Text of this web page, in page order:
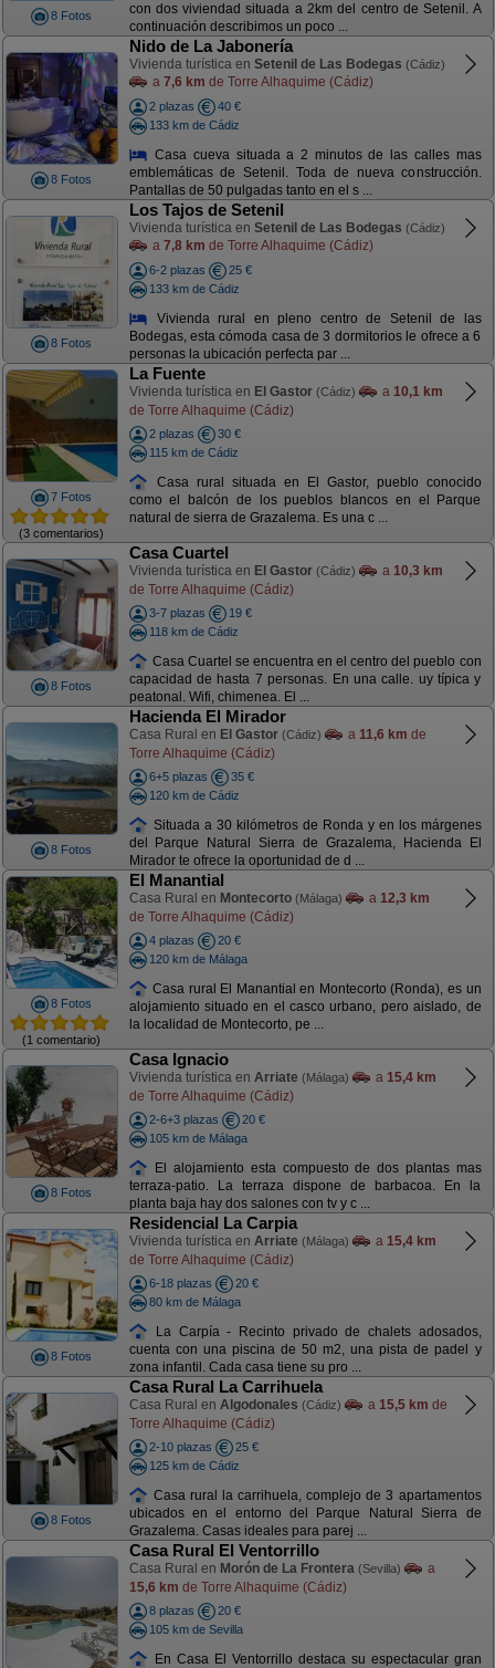
8 Fotos
con dos viviendad situada a 2km del centro de Setenil. A
continuación describimos un poco ...
8 Fotos
Nido de La Jabonería
Vivienda turística en Setenil de Las Bodegas (Cádiz)
a 7,6 km de Torre Alhaquime (Cádiz)
2 plazas
40 €
133 km de Cádiz
Casa cueva situada a 2 minutos de las calles mas
emblemáticas de Setenil. Toda de nueva construcción.
Pantallas de 50 pulgadas tanto en el s ...
8 Fotos
Los Tajos de Setenil
Vivienda turística en Setenil de Las Bodegas (Cádiz)
a 7,8 km de Torre Alhaquime (Cádiz)
6-2 plazas
25 €
133 km de Cádiz
Vivienda rural en pleno centro de Setenil de las
Bodegas, esta cómoda casa de 3 dormitorios le ofrece a 6
personas la ubicación perfecta par ...
7 Fotos
(3 comentarios)
La Fuente
Vivienda turística en El Gastor (Cádiz) a 10,1 km
de Torre Alhaquime (Cádiz)
2 plazas
30 €
115 km de Cádiz
Casa rural situada en El Gastor, pueblo conocido
como el balcón de los pueblos blancos en el Parque
natural de sierra de Grazalema. Es una c ...
8 Fotos
Casa Cuartel
Vivienda turística en El Gastor (Cádiz) a 10,3 km
de Torre Alhaquime (Cádiz)
3-7 plazas
19 €
118 km de Cádiz
Casa Cuartel se encuentra en el centro del pueblo con
capacidad de hasta 7 personas. En una calle. uy típica y
peatonal. Wifi, chimenea. El ...
8 Fotos
Hacienda El Mirador
Casa Rural en El Gastor (Cádiz) a 11,6 km de
Torre Alhaquime (Cádiz)
6+5 plazas
35 €
120 km de Cádiz
Situada a 30 kilómetros de Ronda y en los márgenes
del Parque Natural Sierra de Grazalema, Hacienda El
Mirador te ofrece la oportunidad de d ...
8 Fotos
(1 comentario)
El Manantial
Casa Rural en Montecorto (Málaga) a 12,3 km
de Torre Alhaquime (Cádiz)
4 plazas
20 €
120 km de Málaga
Casa rural El Manantial en Montecorto (Ronda), es un
alojamiento situado en el casco urbano, pero aislado, de
la localidad de Montecorto, pe ...
8 Fotos
Casa Ignacio
Vivienda turística en Arriate (Málaga) a 15,4 km
de Torre Alhaquime (Cádiz)
2-6+3 plazas
20 €
105 km de Málaga
El alojamiento esta compuesto de dos plantas mas
terraza-patio. La terraza dispone de barbacoa. En la
planta baja hay dos salones con tv y c ...
8 Fotos
Residencial La Carpia
Vivienda turística en Arriate (Málaga) a 15,4 km
de Torre Alhaquime (Cádiz)
6-18 plazas
20 €
80 km de Málaga
La Carpía - Recinto privado de chalets adosados,
cuenta con una piscina de 50 m2, una pista de padel y
zona infantil. Cada casa tiene su pro ...
8 Fotos
Casa Rural La Carrihuela
Casa Rural en Algodonales (Cádiz) a 15,5 km de
Torre Alhaquime (Cádiz)
2-10 plazas
25 €
125 km de Cádiz
Casa rural la carrihuela, complejo de 3 apartamentos
ubicados en el entorno del Parque Natural Sierra de
Grazalema. Casas ideales para parej ...
Casa Rural El Ventorrillo
Casa Rural en Morón de La Frontera (Sevilla)
a
15,6 km de Torre Alhaquime (Cádiz)
8 plazas
20 €
105 km de Sevilla
En Casa El Ventorrillo destaca su espectacular gran